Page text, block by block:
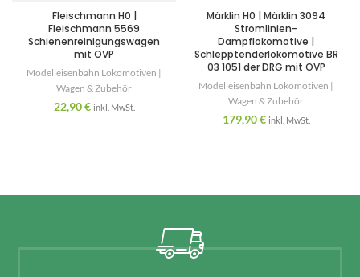
Fleischmann H0 |
Fleischmann 5569
Schienenreinigungswagen
mit OVP
Modelleisenbahn Lokomotiven |
Wagen & Zubehör
22,90€ inkl. MwSt.
Märklin H0 | Märklin 3094
Stromlinien-
Dampflokomotive |
Schlepptenderlokomotive BR
03 1051 der DRG mit OVP
Modelleisenbahn Lokomotiven |
Wagen & Zubehör
179,90€ inkl. MwSt.